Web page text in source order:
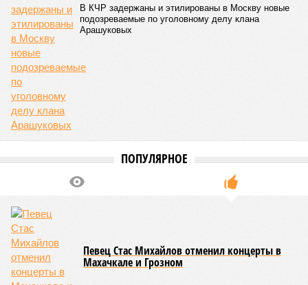
В КЧР задержаны и этилированы в Москву новые
подозреваемые по уголовному делу клана
Арашуковых
ПОПУЛЯРНОЕ
Певец Стас Михайлов отменил концерты в
Махачкале и Грозном